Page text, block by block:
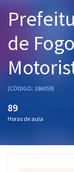
Cursos 20% OFF
Pós
Graduação
OAB
Mentorias
de
(CÓDIGO: 186059)
89
Horas de aula